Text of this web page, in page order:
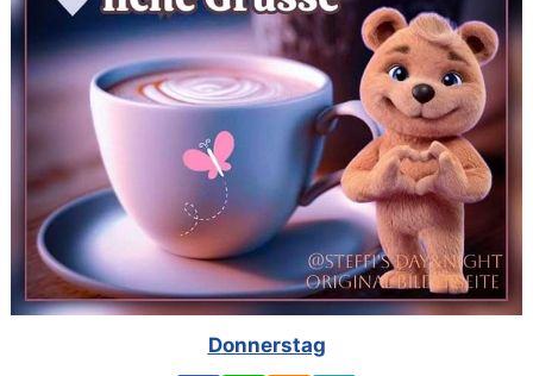
Donnerstag